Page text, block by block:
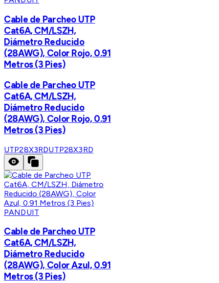
Cable de Parcheo UTP
Cat6A, CM/LSZH,
Diámetro Reducido
(28AWG), Color Rojo, 0.91
Metros (3 Pies)
Cable de Parcheo UTP
Cat6A, CM/LSZH,
Diámetro Reducido
(28AWG), Color Rojo, 0.91
Metros (3 Pies)
UTP28X3RDUTP28X3RD
PANDUIT
Cable de Parcheo UTP
Cat6A, CM/LSZH,
Diámetro Reducido
(28AWG), Color Azul, 0.91
Metros (3 Pies)